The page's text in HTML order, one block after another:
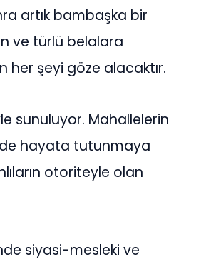
artık bambaşka bir
ve türlü belalara
şeyi göze alacaktır.
sunuluyor. Mahallelerin
hayata tutunmaya
otoriteyle olan
siyasi-mesleki ve